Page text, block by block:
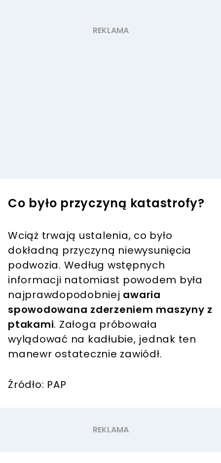
Co było przyczyną katastrofy?
Wciąż trwają ustalenia, co było
dokładną przyczyną niewysunięcia
podwozia. Według wstępnych
informacji natomiast powodem była
najprawdopodobniej awaria
spowodowana zderzeniem maszyny z
ptakami. Załoga próbowała
wylądować na kadłubie, jednak ten
manewr ostatecznie zawiódł.
Źródło: PAP